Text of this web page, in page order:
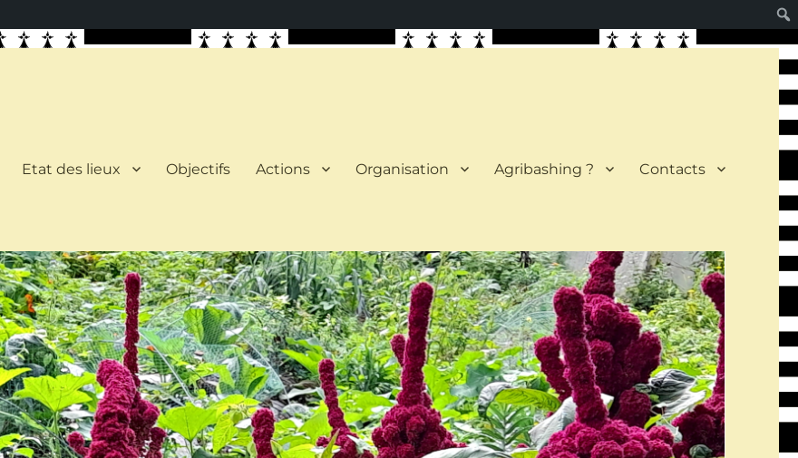
Etat des lieux Objectifs Actions Organisation Agribashing ? Contacts